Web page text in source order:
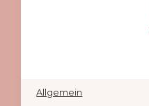
Allgemein